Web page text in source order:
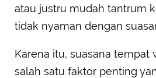
atau justru mudah tantrum
tidak nyaman dengan
Karena itu, suasana tempat
salah satu faktor penting